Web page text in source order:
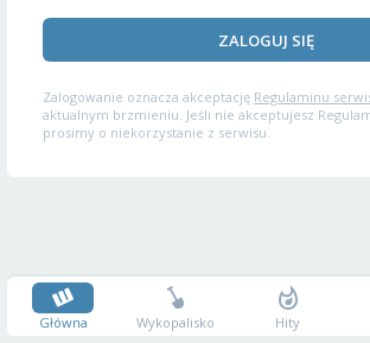
ZALOGUJ SIĘ
Zalogowanie oznacza akceptację Regulaminu
aktualnym brzmieniu. Jeśli nie akceptujesz
prosimy o niekorzystanie z serwisu.
Główna Wykopalisko Hity